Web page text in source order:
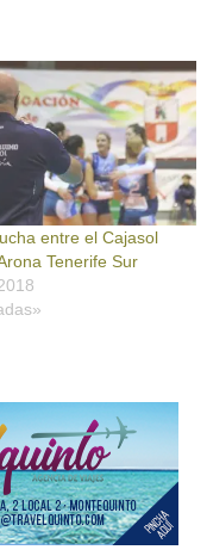
entre el Cajasol
Tenerife Sur